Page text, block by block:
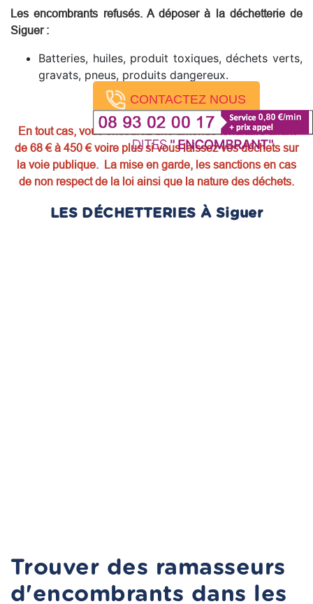
CONTACTEZ NOUS
Les encombrants refusés. A déposer à la déchetterie de
Siguer:
Batteries, huiles, produit toxiques, déchets verts,
gravats, pneus, produits dangereux.
En tout cas, vous encourez une amende forfaitaire allant
de 68 € à 450 € voire plus si vous laissez vos déchets sur
la voie publique. La mise en garde, les sanctions en cas
de non respect de la loi ainsi que la nature des déchets.
LES DÉCHETTERIES À Siguer
Trouver des ramasseurs
d'encombrants dans les